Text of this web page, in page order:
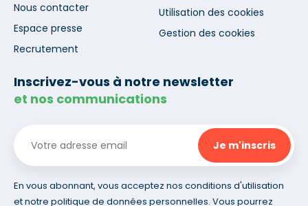
Nous contacter
Espace presse
Recrutement
Utilisation des cookies
Gestion des cookies
Inscrivez-vous à notre newsletter
et nos communications
En vous abonnant, vous acceptez nos conditions d'utilisation
et notre politique de données personnelles. Vous pourrez